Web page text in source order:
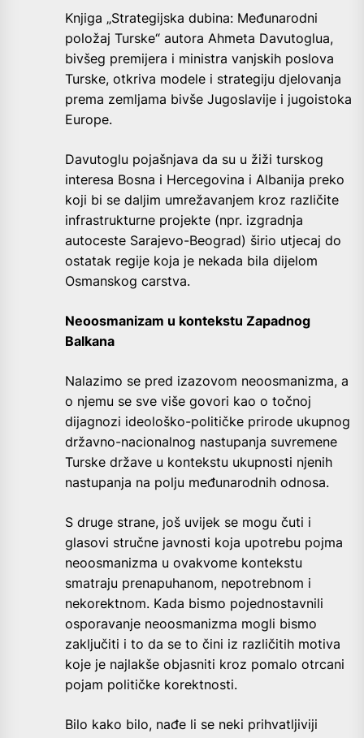
Knjiga „Strategijska dubina: Međunarodni
položaj Turske“ autora Ahmeta Davutoglua,
bivšeg premijera i ministra vanjskih poslova
Turske, otkriva modele i strategiju djelovanja
prema zemljama bivše Jugoslavije i jugoistoka
Europe.
Davutoglu pojašnjava da su u žiži turskog
interesa Bosna i Hercegovina i Albanija preko
koji bi se daljim umrežavanjem kroz različite
infrastrukturne projekte (npr. izgradnja
autoceste Sarajevo-Beograd) širio utjecaj do
ostatak regije koja je nekada bila dijelom
Osmanskog carstva.
Neoosmanizam u kontekstu Zapadnog
Balkana
Nalazimo se pred izazovom neoosmanizma, a
o njemu se sve više govori kao o točnoj
dijagnozi ideološko-političke prirode ukupnog
državno-nacionalnog nastupanja suvremene
Turske države u kontekstu ukupnosti njenih
nastupanja na polju međunarodnih odnosa.
S druge strane, još uvijek se mogu čuti i
glasovi stručne javnosti koja upotrebu pojma
neoosmanizma u ovakvome kontekstu
smatraju prenapuhanom, nepotrebnom i
nekorektnom. Kada bismo pojednostavnili
osporavanje neoosmanizma mogli bismo
zaključiti i to da se to čini iz različitih motiva
koje je najlakše objasniti kroz pomalo otrcani
pojam političke korektnosti.
Bilo kako bilo, nađe li se neki prihvatljiviji